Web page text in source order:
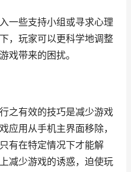
一些支持小组或寻求心理
，玩家可以更科学地调整
戏带来的困扰。
之有效的技巧是减少游戏
应用从手机主界面移除，
有在特定情况下才能解
减少游戏的诱惑，迫使玩